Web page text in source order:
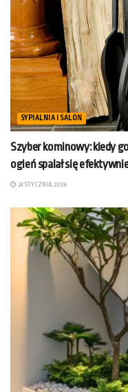
SYPIALNIA I SALON
Szyber kominowy: kiedy
ogień spalał się
24 STYCZNIA, 2026